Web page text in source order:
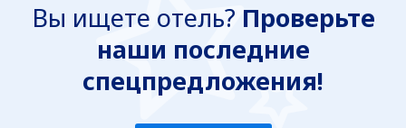
Вы ищете отель? Проверьте
наши последние
спецпредложения!